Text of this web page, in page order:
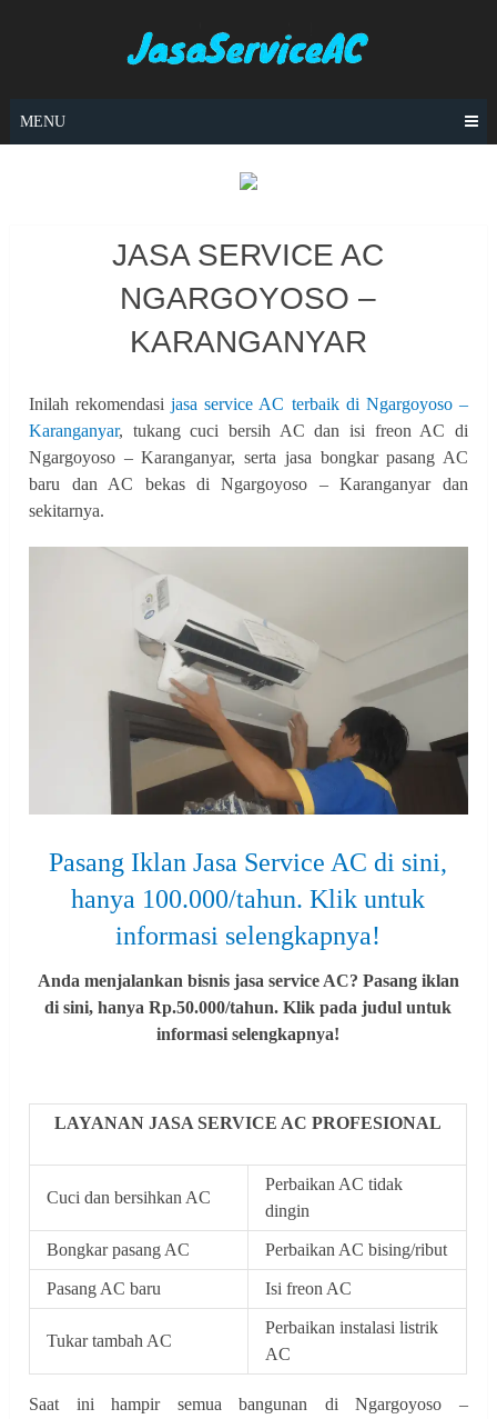
MENU
JASA SERVICE AC
NGARGOYOSO –
KARANGANYAR
Inilah rekomendasijasa service AC terbaik di Ngargoyoso –
Karanganyar, tukang cuci bersih AC dan isi freon AC di
Ngargoyoso – Karanganyar, serta jasa bongkar pasang AC
baru dan AC bekas di Ngargoyoso – Karanganyar dan
sekitarnya.
Pasang Iklan Jasa Service AC di sini,
hanya 100.000/tahun. Klik untuk
informasi selengkapnya!
Anda menjalankan bisnis jasa service AC? Pasang iklan
di sini, hanya Rp.50.000/tahun. Klik pada judul untuk
informasi selengkapnya!
LAYANAN JASA SERVICE AC PROFESIONAL
Cuci dan bersihkan AC
Perbaikan AC tidak
dingin
Bongkar pasang AC Perbaikan AC bising/ribut
Pasang AC baru Isi freon AC
Tukar tambah AC
Perbaikan instalasi listrik
AC
Saat ini hampir semua bangunan di Ngargoyoso –